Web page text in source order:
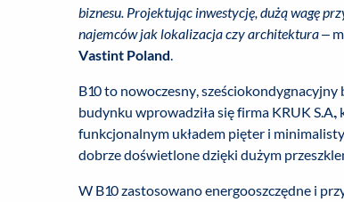
biznesu. Projektując inwestycję, dużą wagę
najemców jak lokalizacja czy architektura–
Vastint Poland.
B10 to nowoczesny,
budynku wprowadziła się firma KRUK
funkcjonalnym układem pięter i
dobrze doświetlone dzięki dużym
W B10 zastosowano energooszczędne i